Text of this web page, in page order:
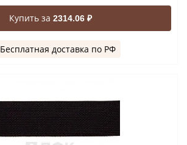
Купить за 2314.06 ₽
Бесплатная доставка по РФ